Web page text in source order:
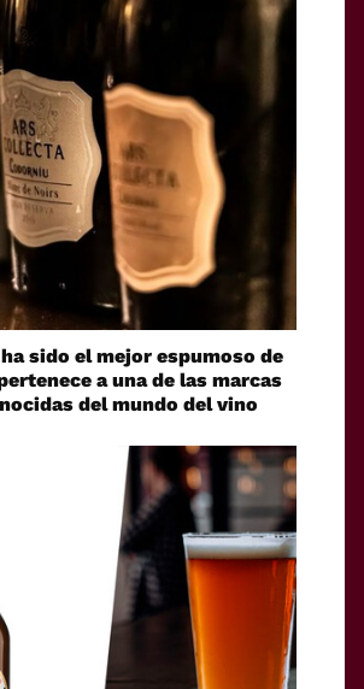
sido el mejor espumoso de
a una de las marcas
del mundo del vino